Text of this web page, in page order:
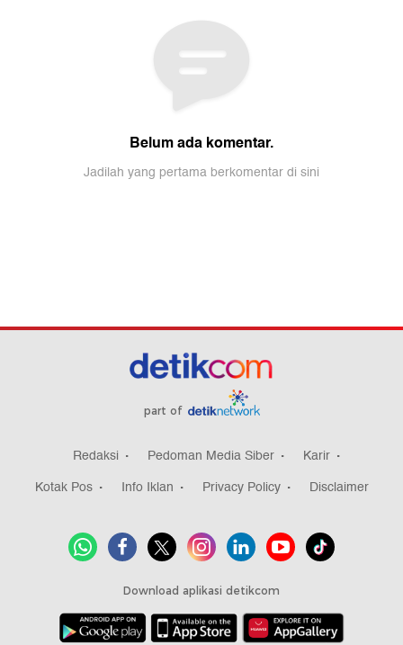
part of
Redaksi Pedoman Media Siber
Karir
Kotak Pos
Info Iklan Privacy Policy Disclaimer
Download aplikasi detikcom